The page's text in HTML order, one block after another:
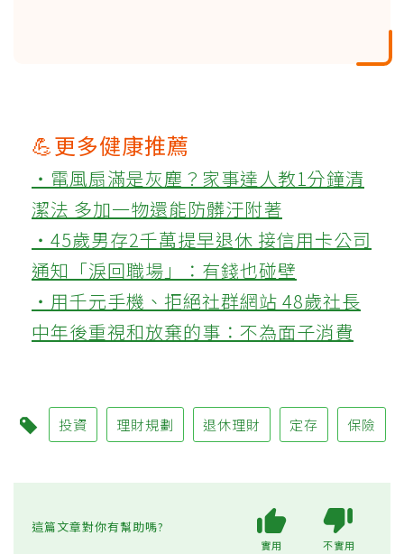
💪更多健康推薦
‧電風扇滿是灰塵？家事達人教1分鐘清
潔法 多加一物還能防髒汙附著
‧45歲男存2千萬提早退休 接信用卡公司
通知「淚回職場」：有錢也碰壁
‧用千元手機、拒絕社群網站 48歲社長
中年後重視和放棄的事：不為面子消費
投資 理財規劃 退休理財 定存 保險
這篇文章對你有幫助嗎?
實用 不實用